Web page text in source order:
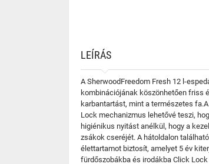
LEÍRÁS
A SherwoodFreedom Fresh 12 l-
kombinációjának köszönhetően friss
karbantartást, mint a természetes
Lock mechanizmus lehetővé teszi,
higiénikus nyitást anélkül, hogy a
zsákok cseréjét. A hátoldalon
élettartamot biztosít, amelyet 5 év
fürdőszobákba és irodákba Click